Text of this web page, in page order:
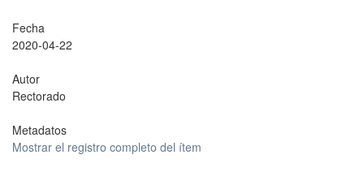
Fecha
2020-04-22
Autor
Rectorado
Metadatos
Mostrar el registro completo del ítem